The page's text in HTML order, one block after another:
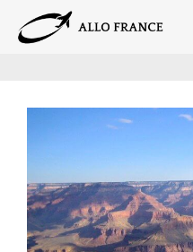
contenu